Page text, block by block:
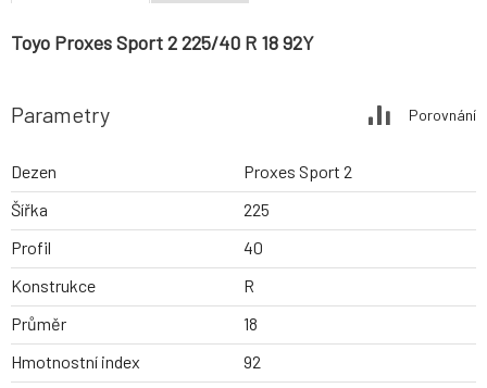
Toyo Proxes Sport 2 225/40 R 18 92Y
Parametry Porovnání
Dezen
Proxes Sport 2
Šířka
225
Profil
40
Konstrukce
R
Průměr
18
Hmotnostní index
92